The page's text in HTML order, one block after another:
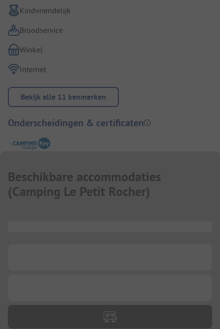
Kindvriendelijk
Broodservice
Winkel
Internet
Bekijk alle 11 kenmerken
Onderscheidingen & certificaten
Beschikbare accommodaties
(Camping Le Petit Rocher)